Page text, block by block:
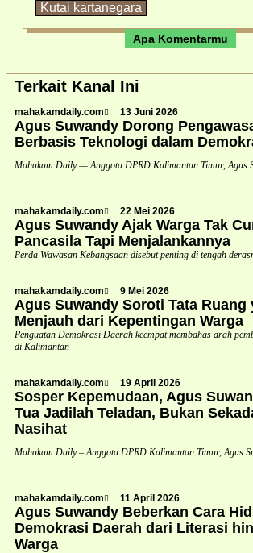
Kutai kartanegara
Apa Komentarmu
Terkait Kanal Ini
mahakamdaily.com 13 Juni 2026
Agus Suwandy Dorong
Berbasis Teknologi dalam
Mahakam Daily — Anggota DPRD Kalimantan Timur, Agus
mahakamdaily.com 22 Mei 2026
Agus Suwandy Ajak Warga Tak
Pancasila Tapi Menjalankannya
Perda Wawasan Kebangsaan disebut penting di tengah
mahakamdaily.com 9 Mei 2026
Agus Suwandy Soroti Tata Ruang
Menjauh dari Kepentingan Warga
Penguatan Demokrasi Daerah keempat membahas arah
di Kalimantan
mahakamdaily.com 19 April 2026
Sosper Kepemudaan, Agus
Tua Jadilah Teladan, Bukan
Nasihat
Mahakam Daily – Anggota DPRD Kalimantan Timur, Agus
mahakamdaily.com 11 April 2026
Agus Suwandy Beberkan Cara
Demokrasi Daerah dari Literasi
Warga